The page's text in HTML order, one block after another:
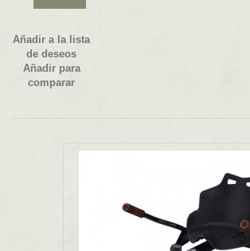
Añadir a la lista
de deseos
Añadir para
comparar